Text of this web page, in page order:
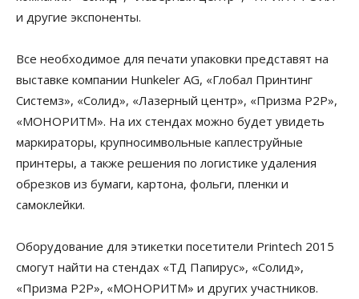
и другие экспоненты.
Все необходимое для печати упаковки представят на
выставке компании Hunkeler AG, «Глобал Принтинг
Системз», «Солид», «Лазерный центр», «Призма Р2Р»,
«МОНОРИТМ». На их стендах можно будет увидеть
маркираторы, крупносимвольные каплеструйные
принтеры, а также решения по логистике удаления
обрезков из бумаги, картона, фольги, пленки и
самоклейки.
Оборудование для этикетки посетители Printech 2015
смогут найти на стендах «ТД Папирус», «Солид»,
«Призма Р2Р», «МОНОРИТМ» и других участников.